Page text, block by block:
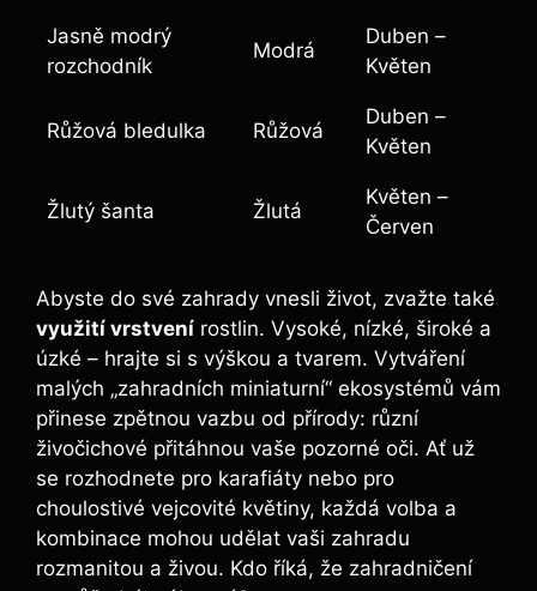
Jasně modrý
rozchodník
Modrá
Duben –
Květen
Růžová bledulka Růžová
Duben –
Květen
Žlutý šanta Žlutá
Květen –
Červen
Abyste do své zahrady vnesli život, zvažte také
využití vrstvení rostlin. Vysoké, nízké, široké a
úzké – hrajte si s výškou a tvarem. Vytváření
malých „zahradních miniaturní“ ekosystémů vám
přinese zpětnou vazbu od přírody: různí
živočichové přitáhnou vaše pozorné oči. Ať už
se rozhodnete pro karafiáty nebo pro
choulostivé vejcovité květiny, každá volba a
kombinace mohou udělat vaši zahradu
rozmanitou a živou. Kdo říká, že zahradničení